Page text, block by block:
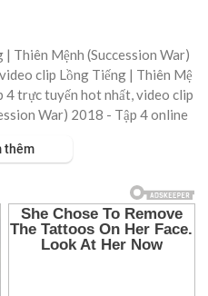
Thiên Mệnh (Succession War)
clip Lồng Tiếng | Thiên Mệ
4 trực tuyến hot nhất, video clip
War) 2018 - Tập 4 online
thêm